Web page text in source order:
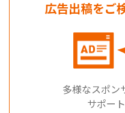
広告出稿をご
多様なスポン
サポー